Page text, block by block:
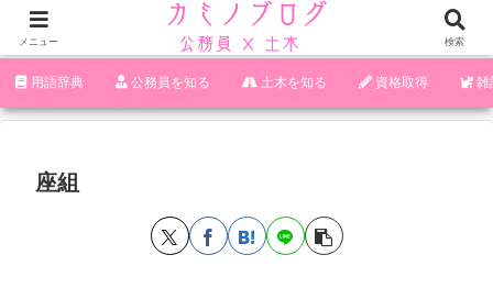
‪︎‬‪︎︎︎︎︎用語辞典 ‪︎‬‪︎︎︎︎︎公務員を知る 土木を知る 資格取得 雑
座組
メニュー 検索